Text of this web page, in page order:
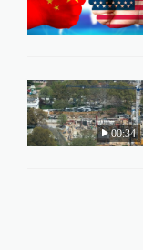
00:34